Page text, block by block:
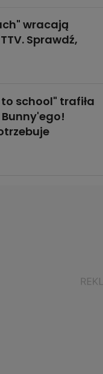
wracają
Sprawdź,
school" trafiła